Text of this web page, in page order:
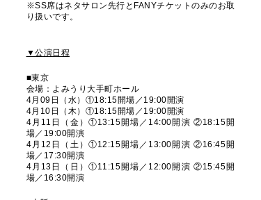
※SS席はネタサロン先行とFANYチケットのみのお取
り扱いです。
▼公演日程
■東京
会場：よみうり大手町ホール
4月09日（水）①18:15開場／19:00開演
4月10日（木）①18:15開場／19:00開演
4月11日（金）①13:15開場／14:00開演 ②18:15開
場／19:00開演
4月12日（土）①12:15開場／13:00開演 ②16:45開
場／17:30開演
4月13日（日）①11:15開場／12:00開演 ②15:45開
場／16:30開演